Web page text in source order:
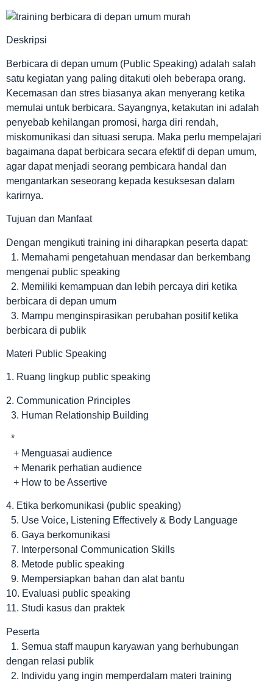
Deskripsi
Berbicara di depan umum (Public Speaking) adalah salah
satu kegiatan yang paling ditakuti oleh beberapa orang.
Kecemasan dan stres biasanya akan menyerang ketika
memulai untuk berbicara. Sayangnya, ketakutan ini adalah
penyebab kehilangan promosi, harga diri rendah,
miskomunikasi dan situasi serupa. Maka perlu mempelajari
bagaimana dapat berbicara secara efektif di depan umum,
agar dapat menjadi seorang pembicara handal dan
mengantarkan seseorang kepada kesuksesan dalam
karirnya.
Tujuan dan Manfaat
Dengan mengikuti training ini diharapkan peserta dapat:
1. Memahami pengetahuan mendasar dan berkembang
mengenai public speaking
2. Memiliki kemampuan dan lebih percaya diri ketika
berbicara di depan umum
3. Mampu menginspirasikan perubahan positif ketika
berbicara di publik
Materi Public Speaking
1. Ruang lingkup public speaking
2. Communication Principles
3. Human Relationship Building
*
+ Menguasai audience
+ Menarik perhatian audience
+ How to be Assertive
4. Etika berkomunikasi (public speaking)
5. Use Voice, Listening Effectively & Body Language
6. Gaya berkomunikasi
7. Interpersonal Communication Skills
8. Metode public speaking
9. Mempersiapkan bahan dan alat bantu
10. Evaluasi public speaking
11. Studi kasus dan praktek
Peserta
1. Semua staff maupun karyawan yang berhubungan
dengan relasi publik
2. Individu yang ingin memperdalam materi training